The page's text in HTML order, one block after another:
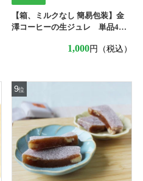
【箱、ミルクなし 簡易包装】金
澤コーヒーの生ジュレ 単品4
1,000円（税込）
9位